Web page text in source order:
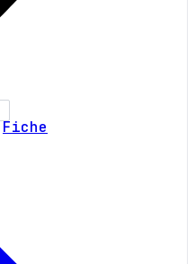
Fiche